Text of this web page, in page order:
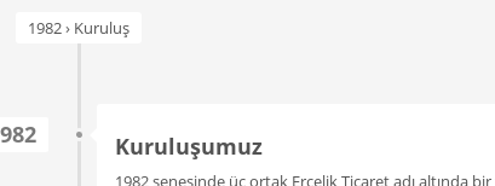
1982 › Kuruluş
Kuruluşumuz
1982 senesinde üç ortak Erçelik Ticaret adı altında